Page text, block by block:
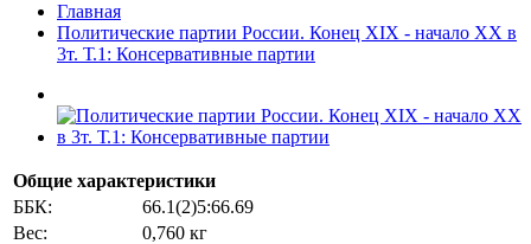
Главная
Политические партии России. Конец XIX - начало XX в
3т. Т.1: Консервативные партии
Общие характеристики
ББК:
66.1(2)5:66.69
Вес:
0,760 кг